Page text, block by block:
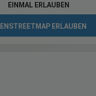
EINMAL ERLAUBEN
ERLAUBEN